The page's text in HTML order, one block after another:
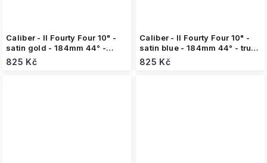
Caliber - II Fourty Four 10" -
satin gold - 184mm 44° -
truck (1ks)
825 Kč
Caliber - II Fourty Four 10" -
satin blue - 184mm 44° - truck
(1ks)
825 Kč